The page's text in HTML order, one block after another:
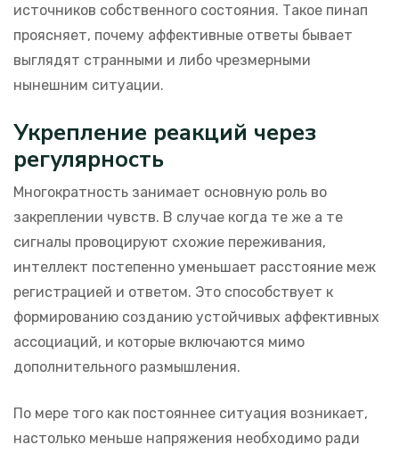
источников собственного состояния. Такое пинап
проясняет, почему аффективные ответы бывает
выглядят странными и либо чрезмерными
нынешним ситуации.
Укрепление реакций через
регулярность
Многократность занимает основную роль во
закреплении чувств. В случае когда те же а те
сигналы провоцируют схожие переживания,
интеллект постепенно уменьшает расстояние меж
регистрацией и ответом. Это способствует к
формированию созданию устойчивых аффективных
ассоциаций, и которые включаются мимо
дополнительного размышления.
По мере того как постояннее ситуация возникает,
настолько меньше напряжения необходимо ради